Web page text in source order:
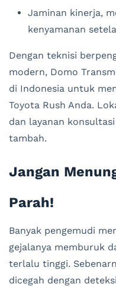
Jaminan kinerja,
kenyamanan
Dengan teknisi
modern, Domo
di Indonesia untuk
Toyota Rush Anda.
dan layanan
tambah.
Jangan
Parah!
Banyak pengemudi
gejalanya memburuk
terlalu tinggi.
dicegah dengan